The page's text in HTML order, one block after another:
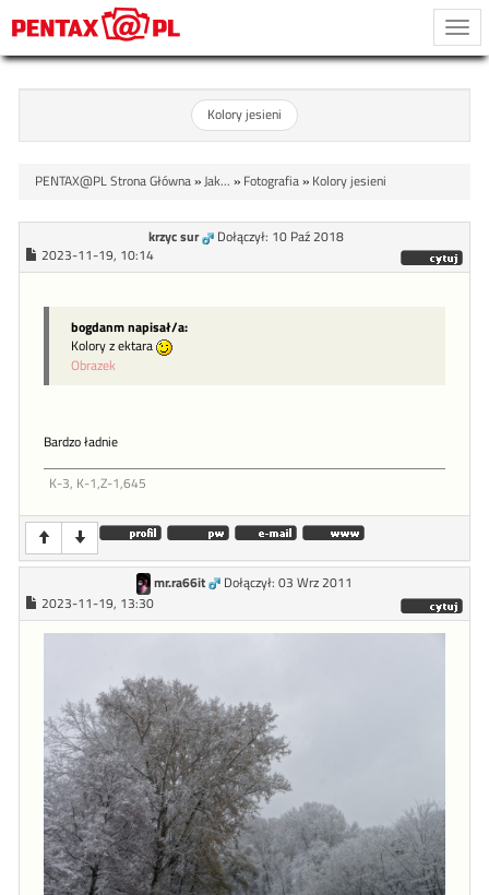
Kolory jesieni
PENTAX@PL Strona Główna»Jak... » Fotografia» Kolory jesieni
krzyc sur
Dołączył: 10 Paź 2018
2023-11-19, 10:14
bogdanm napisał/a:
Kolory z ektara
Obrazek
Bardzo ładnie
K-3, K-1,Z-1,645
mr.ra66it
Dołączył: 03 Wrz 2011
2023-11-19, 13:30